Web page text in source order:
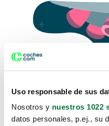
Uso responsable de sus
Nosotros y nuestros 1022
datos personales, p.ej., su